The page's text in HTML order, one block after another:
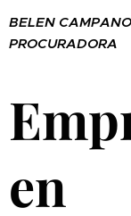
BELEN
PROCURADORA
en